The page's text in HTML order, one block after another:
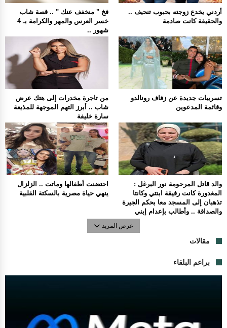
فخ " منخفف عنك " .. قصة شاب
خسر العرس والمهر والكرامة بـ 4
شهور ..
أردني يخدع زوجته بحبوب تنحيف ..
والحقيقة كانت صادمة
من تاجرة مخدرات إلى هتك عرض
شاب .. أبرز التهم الموجهة للمذيعة
سارة خليفة
تسريبات جديدة عن زفاف رونالدو
وقائمة المدعوين
احتضنت أطفالها وماتت .. الزلزال
ينهي حياة مصرية بالسكتة القلبية
والد قاتل المرحومة نور البرغل :
المغدورة كانت رفيقة ابنتي وكانتا
تذهبان إلى المسجد معا بحكم الجيرة
والصداقة .. وأطالب بإعدام إبني
عرض المزيد
مقالات
براعم البلقاء